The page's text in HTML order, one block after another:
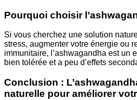
Pourquoi choisir
Si vous cherchez une solution
stress, augmenter votre énergie ou
immunitaire, l’ashwagandha est un
bien tolérée et a peu d’effets
Conclusion :
naturelle pour améliorer